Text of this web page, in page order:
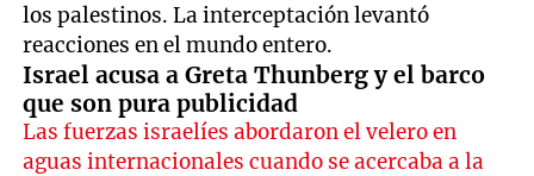
los palestinos. La interceptación levantó
reacciones en el mundo entero.
Israel acusa a Greta Thunberg y el barco
que son pura publicidad
Las fuerzas israelíes abordaron el velero en
aguas internacionales cuando se acercaba a la